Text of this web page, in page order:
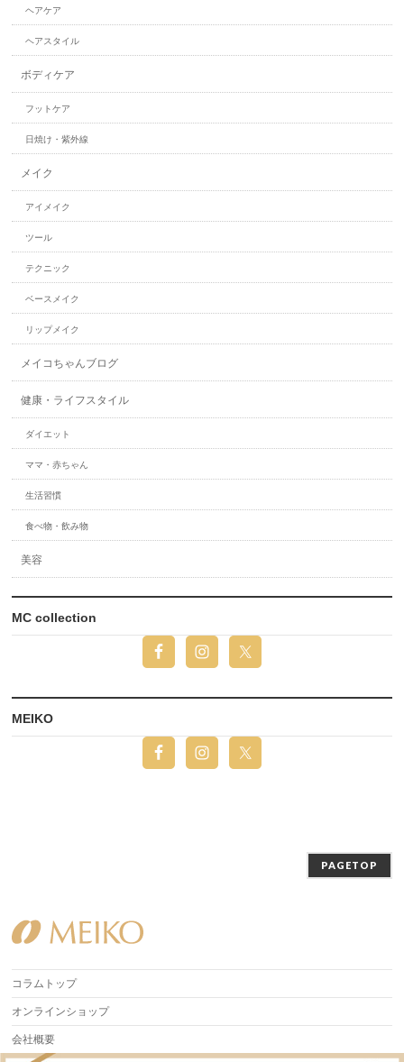
ヘアケア
ヘアスタイル
ボディケア
フットケア
日焼け・紫外線
メイク
アイメイク
ツール
テクニック
ベースメイク
リップメイク
メイコちゃんブログ
健康・ライフスタイル
ダイエット
ママ・赤ちゃん
生活習慣
食べ物・飲み物
美容
MC collection
MEIKO
PAGETOP
コラムトップ
オンラインショップ
会社概要